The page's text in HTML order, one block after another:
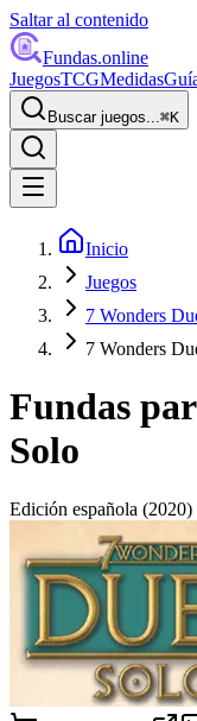
Saltar al contenido
Fundas.online
JuegosTCGMedidas
Buscar juegos...⌘K
Inicio
Juegos
7 Wonders
7 Wonders
Fundas
Solo
Edición española (2020)